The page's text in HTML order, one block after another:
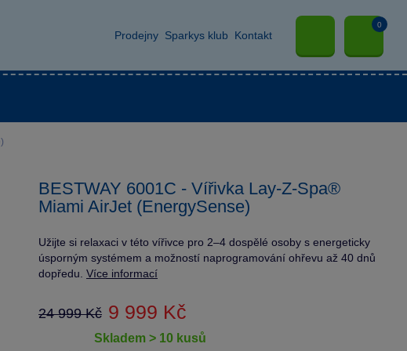
Prodejny Sparkys klub Kontakt
0
BESTWAY 6001C - Vířivka Lay-Z-Spa®
Miami AirJet (EnergySense)
Užijte si relaxaci v této vířivce pro 2–4 dospělé osoby s energeticky
úsporným systémem a možností naprogramování ohřevu až 40 dnů
dopředu. Více informací
24 999 Kč 9 999 Kč
skladem > 10 kusů